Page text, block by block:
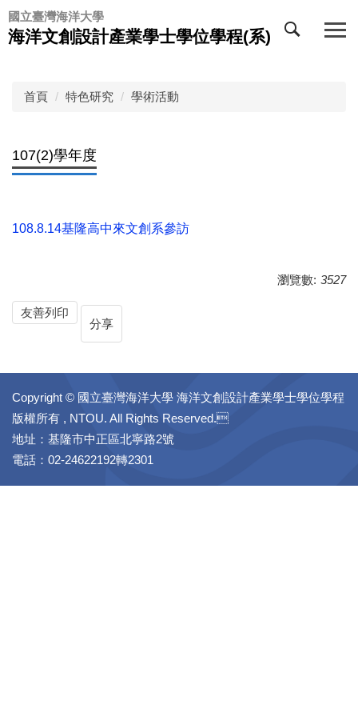
跳
到
主
國立臺灣海洋大學
海洋文創設計產業學士學位學程(系)
首頁 特色研究 學術活動
107(2)學年度
108.8.14基隆高中來文創系參訪
瀏覽數: 3527
友善列印
分享
Copyright © 國立臺灣海洋大學 海洋文創設計產業學士學位學程
版權所有 , NTOU. All Rights Reserved.
地址：基隆市中正區北寧路2號
電話：02-24622192轉2301